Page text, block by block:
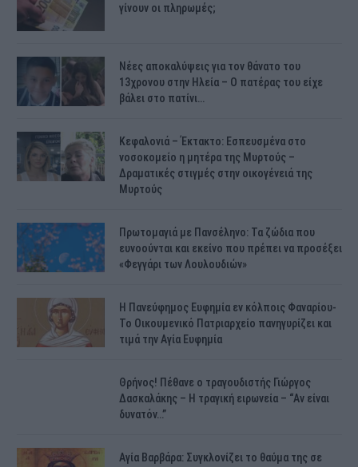
γίνουν οι πληρωμές;
Νέες αποκαλύψεις για τον θάνατο του
13χρονου στην Ηλεία – Ο πατέρας του είχε
βάλει στο πατίνι…
Κεφαλονιά – Έκτακτο: Εσπευσμένα στο
νοσοκομείο η μητέρα της Μυρτούς –
Δραματικές στιγμές στην οικογένειά της
Μυρτούς
Πρωτομαγιά με Πανσέληνο: Τα ζώδια που
ευνοούνται και εκείνο που πρέπει να προσέξει
«Φεγγάρι των Λουλουδιών»
H Πανεύφημος Ευφημία εν κόλποις Φαναρίου-
Το Οικουμενικό Πατριαρχείο πανηγυρίζει και
τιμά την Αγία Ευφημία
Θρήνος! Πέθανε ο τραγουδιστής Γιώργος
Δασκαλάκης – Η τραγική ειρωνεία – “Αν είναι
δυνατόν…”
Αγία Βαρβάρα: Συγκλονίζει το θαύμα της σε